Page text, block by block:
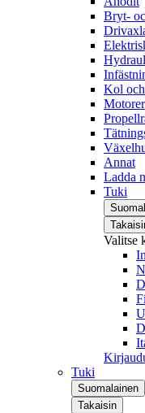
Bryt-
Kol
Motorer
Annat
Ladda
Tuki
Valitse
Tuki
Suomalainen
Takaisin